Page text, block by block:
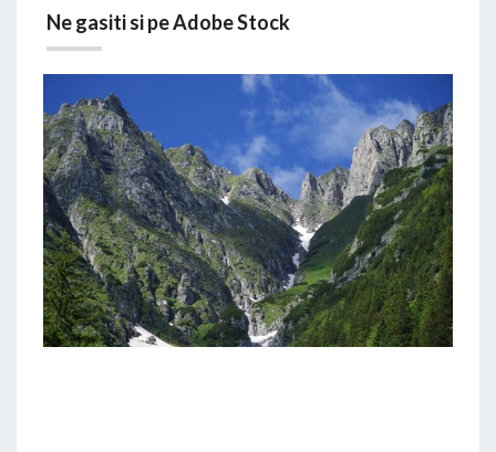
Ne gasiti si pe Adobe Stock